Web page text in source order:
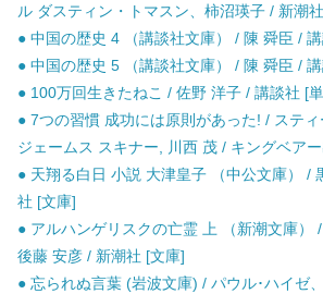
ル ダスティン・トマスン、柿沼瑛子 / 新潮
● 中国の歴史 4 （講談社文庫） / 陳 舜臣 /
● 中国の歴史 5 （講談社文庫） / 陳 舜臣 /
● 100万回生きたねこ / 佐野 洋子 / 講談社 [
● 7つの習慣 成功には原則があった! / スティ
ジェームス スキナー, 川西 茂 / キングベア
● 天翔る白日 小説 大津皇子 （中公文庫） /
社 [文庫]
● アルハンゲリスクの亡霊 上 （新潮文庫） /
後藤 安彦 / 新潮社 [文庫]
● 忘られぬ言葉 (岩波文庫) / パウル･ハイゼ